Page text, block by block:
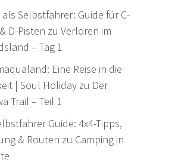
als Selbstfahrer: Guide für C-
D-Pisten zu Verloren im
– Tag 1
Eine Reise in die
| Soul Holidayzu Der
Trail – Teil 1
Guide: 4x4-Tipps,
& Routen zu Camping in